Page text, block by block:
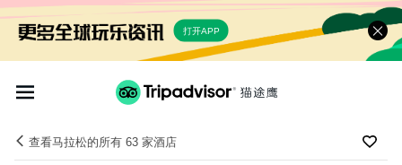
打开APP
查看马拉松的所有 63 家酒店